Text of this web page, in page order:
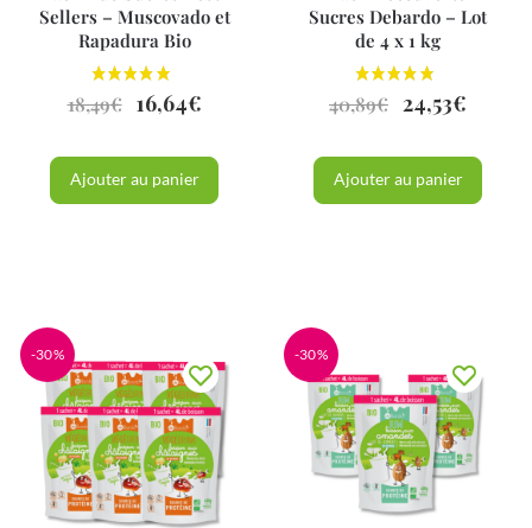
Sellers – Muscovado et
Rapadura Bio
18,49€ 16,64€
Ajouter au panier
Sucres Debardo – Lot
de 4 x 1 kg
40,89€ 24,53€
Ajouter au panier
-30% -30%